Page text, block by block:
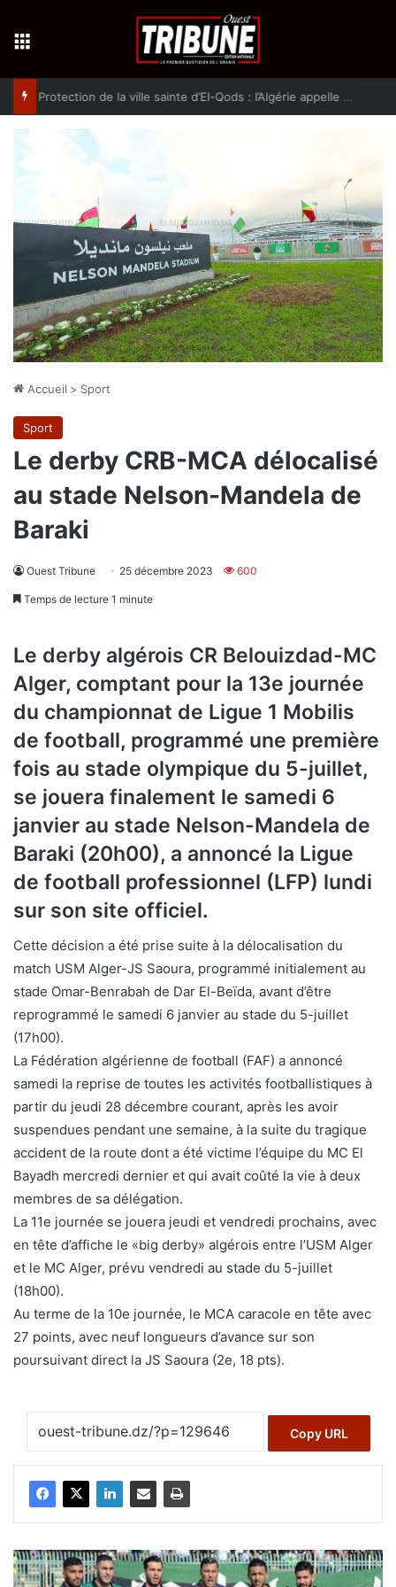
Accueil > Sport
Sport
Le derby CRB-MCA délocalisé
au stade Nelson-Mandela de
Baraki
Ouest Tribune 25 décembre 2023 600
Temps de lecture 1 minute
Le derby algérois CR Belouizdad-MC
Alger, comptant pour la 13e journée
du championnat de Ligue 1 Mobilis
de football, programmé une première
fois au stade olympique du 5-juillet,
se jouera finalement le samedi 6
janvier au stade Nelson-Mandela de
Baraki (20h00), a annoncé la Ligue
de football professionnel (LFP) lundi
sur son site officiel.
Cette décision a été prise suite à la délocalisation du
match USM Alger-JS Saoura, programmé initialement au
stade Omar-Benrabah de Dar El-Beïda, avant d’être
reprogrammé le samedi 6 janvier au stade du 5-juillet
(17h00).
La Fédération algérienne de football (FAF) a annoncé
samedi la reprise de toutes les activités footballistiques à
partir du jeudi 28 décembre courant, après les avoir
suspendues pendant une semaine, à la suite du tragique
accident de la route dont a été victime l’équipe du MC El
Bayadh mercredi dernier et qui avait coûté la vie à deux
membres de sa délégation.
La 11e journée se jouera jeudi et vendredi prochains, avec
en tête d’affiche le «big derby» algérois entre l’USM Alger
et le MC Alger, prévu vendredi au stade du 5-juillet
(18h00).
Au terme de la 10e journée, le MCA caracole en tête avec
27 points, avec neuf longueurs d’avance sur son
poursuivant direct la JS Saoura (2e, 18 pts).
Copy URL